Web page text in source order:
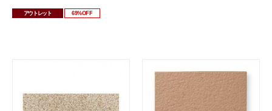
アウトレット 69%OFF